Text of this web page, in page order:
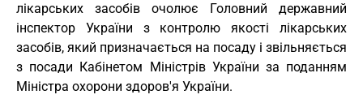
лікарських засобів очолює Головний державний
інспектор України з контролю якості лікарських
засобів, який призначається на посаду і звільняється
з посади Кабінетом Міністрів України за поданням
Міністра охорони здоров'я України.